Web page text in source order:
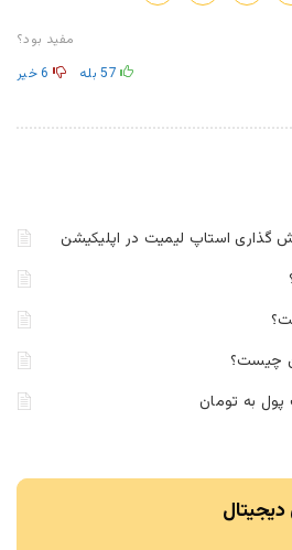
مفید بود؟
57 بله 6خیر
گذاری استاپ لیمیت در اپلیکیشن
چیست؟
پول به تومان